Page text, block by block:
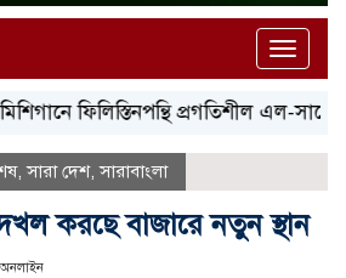
Toggle
ফিলিস্তিনপন্থি প্রগতিশীল এল-সায়েদের
,সারা দেশ,সারাবাংলা
করছে বাজারে নতুন স্থান